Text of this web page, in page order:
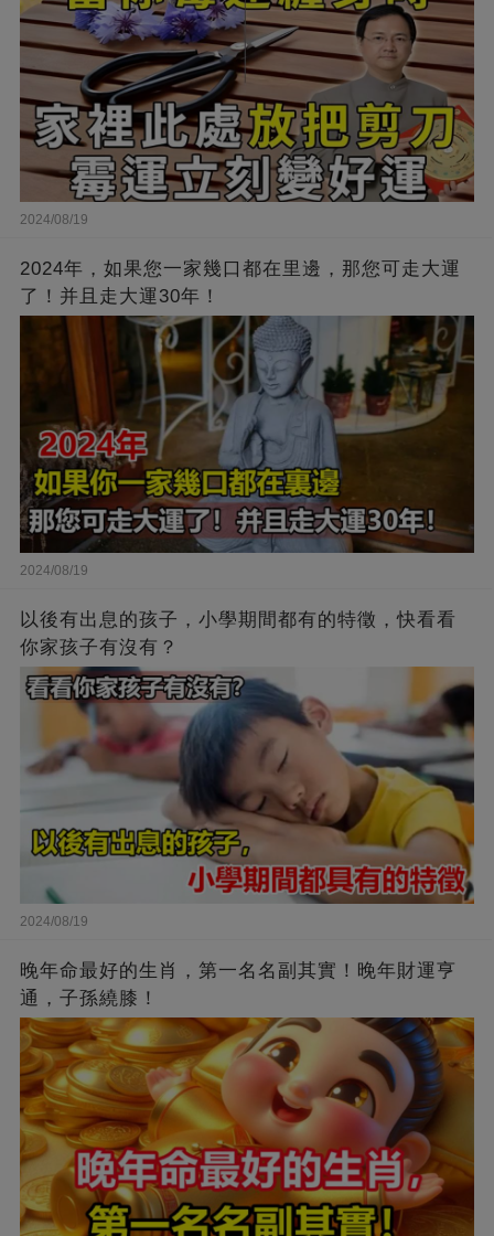
2024/08/19
2024年，如果您一家幾口都在里邊，那您可走大運
了！并且走大運30年！
2024/08/19
以後有出息的孩子，小學期間都有的特徵，快看看
你家孩子有沒有？
2024/08/19
晚年命最好的生肖，第一名名副其實！晚年財運亨
通，子孫繞膝！